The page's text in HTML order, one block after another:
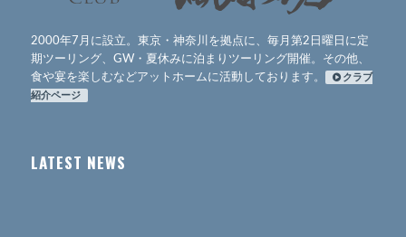
2000年7月に設立。東京・神奈川を拠点に、毎月第2日曜日に定
期ツーリング、GW・夏休みに泊まりツーリング開催。その他、
食や宴を楽しむなどアットホームに活動しております。
クラブ
紹介ページ
LATEST NEWS